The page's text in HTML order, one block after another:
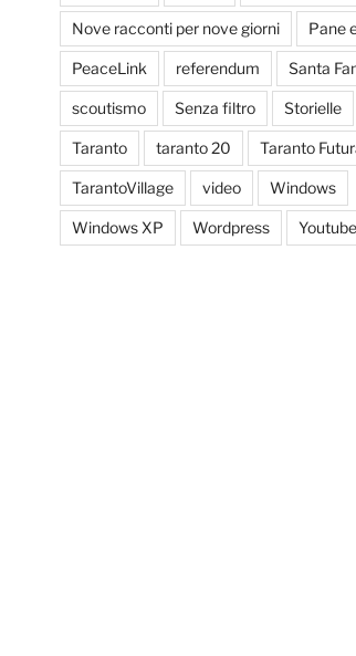
Nove racconti per nove giorni Pane
PeaceLink referendum Santa
scoutismo Senza filtro Storielle
Taranto taranto 20 Taranto
TarantoVillage video Windows
Windows XP Wordpress Youtube